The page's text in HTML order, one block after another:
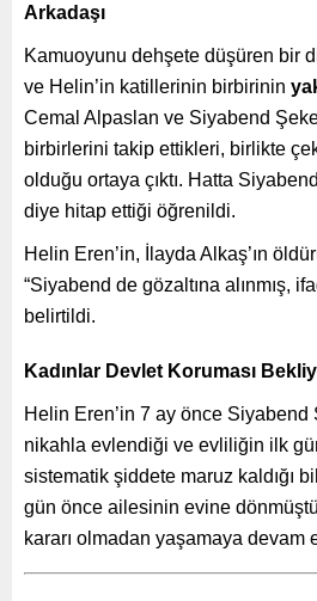
Arkadaşı
Kamuoyunu dehşete düşüren bir
ve Helin’in katillerinin birbirinin
Cemal Alpaslan ve Siyabend
birbirlerini takip ettikleri, birlikte
olduğu ortaya çıktı. Hatta
diye hitap ettiği öğrenildi.
Helin Eren’in, İlayda Alkaş’ın
“Siyabend de gözaltına alınmış,
belirtildi.
Kadınlar Devlet Koruması
Helin Eren’in 7 ay önce Siyabend
nikahla evlendiği ve evliliğin ilk
sistematik şiddete maruz kaldığı
gün önce ailesinin evine
kararı olmadan yaşamaya devam